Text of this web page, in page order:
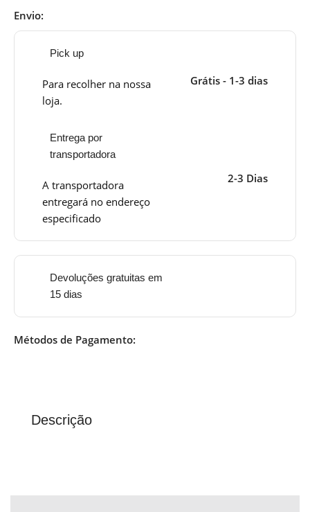
Envio:
Pick up
Para recolher na nossa
loja.
Grátis - 1-3 dias
Entrega por
transportadora
A transportadora
entregará no endereço
especificado
2-3 Dias
Devoluções gratuitas em
15 dias
Métodos de Pagamento:
Descrição